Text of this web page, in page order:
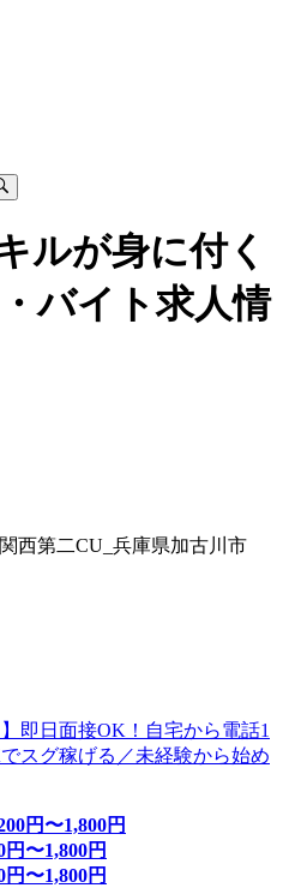
ルが身に付く
バイト求人情
西第二CU_兵庫県加古川市
即日面接OK！自宅から電話1
スグ稼げる／未経験から始め
円〜1,800円
円〜1,800円
円〜1,800円